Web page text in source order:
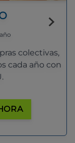
colectivas,
cada año con